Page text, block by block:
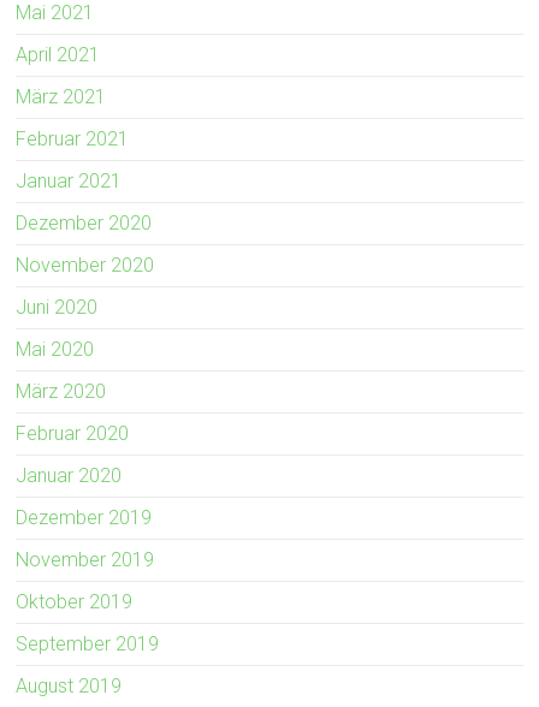
Mai 2021
April 2021
März 2021
Februar 2021
Januar 2021
Dezember 2020
November 2020
Juni 2020
Mai 2020
März 2020
Februar 2020
Januar 2020
Dezember 2019
November 2019
Oktober 2019
September 2019
August 2019